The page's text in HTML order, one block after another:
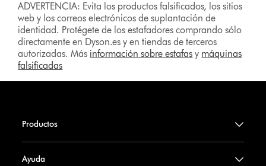
ADVERTENCIA: Evita los productos falsificados, los sitios
web y los correos electrónicos de suplantación de
identidad. Protégete de los estafadores comprando sólo
directamente en Dyson.es y en tiendas de terceros
autorizadas. Más información sobre estafas y máquinas
falsificadas
Productos
Ayuda